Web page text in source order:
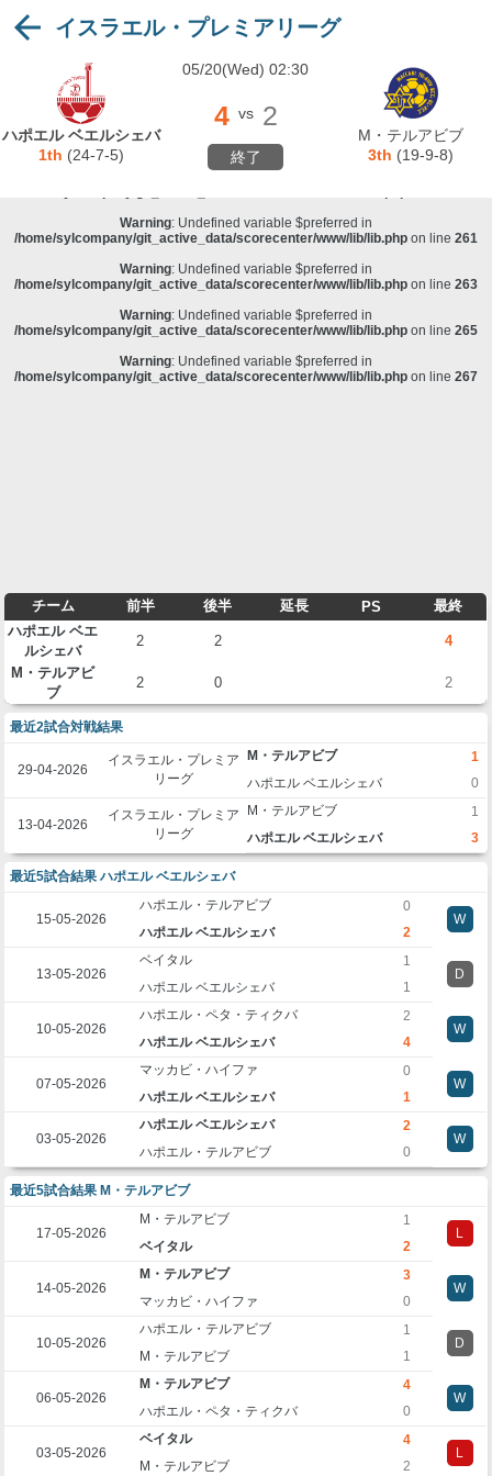
Warning : Undefined variable $preferred in
/home/sylcompany/git_active_data/scorecenter/www/lib/lib.php
Deprecated: stristr(): Passing null to parameter #1 ($haystack) of type string is
deprecated in
/home/sylcompany/git_active_data/scorecenter/www/lib/lib.php
Warning
: Undefined variable $preferred in
/home/sylcompany/git_active_data/scorecenter/www/lib/lib.phpon line257
Warning: Undefined variable $preferred in
/home/sylcompany/git_active_data/scorecenter/www/lib/lib.php on line 261
Warning: Undefined variable $preferred in
/home/sylcompany/git_active_data/scorecenter/www/lib/lib.php on line 263
Warning: Undefined variable $preferred in
/home/sylcompany/git_active_data/scorecenter/www/lib/lib.php on line 265
Warning: Undefined variable $preferred in
/home/sylcompany/git_active_data/scorecenter/www/lib/lib.php on line 267
イスラエル・プレミアリーグ
ハポエル ベエルシェバ
1th (24-7-5)
05/20(Wed) 02:30
4 vs 2
終了
M・テルアビブ
3th (19-9-8)
チーム 前半 後半 延長 PS
最終
ハポエル ベエ
ルシェバ
2 2
4
M・テルアビ
ブ
2 0 2
最近2試合対戦結果
29-04-2026
イスラエル・プレミア
リーグ
M・テルアビブ
1
ハポエル ベエルシェバ
0
13-04-2026
イスラエル・プレミア
リーグ
M・テルアビブ
1
ハポエル ベエルシェバ
3
最近5試合結果 ハポエル ベエルシェバ
15-05-2026
ハポエル・テルアビブ
0
W
ハポエル ベエルシェバ
2
13-05-2026
ベイタル
1
D
ハポエル ベエルシェバ
1
10-05-2026
ハポエル・ペタ・ティクバ
2
W
ハポエル ベエルシェバ
4
07-05-2026
マッカビ・ハイファ
0
W
ハポエル ベエルシェバ
1
03-05-2026
ハポエル ベエルシェバ
2
W
ハポエル・テルアビブ
0
最近5試合結果 M・テルアビブ
17-05-2026
M・テルアビブ
1
L
ベイタル
2
14-05-2026
M・テルアビブ
3
W
マッカビ・ハイファ
0
10-05-2026
ハポエル・テルアビブ
1
D
M・テルアビブ
1
06-05-2026
M・テルアビブ
4
W
ハポエル・ペタ・ティクバ
0
03-05-2026
ベイタル
4
L
M・テルアビブ
2